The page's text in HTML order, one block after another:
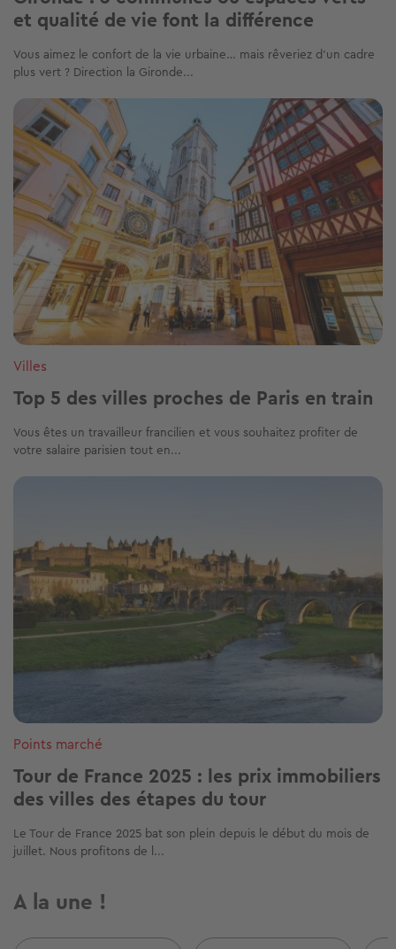
et qualité de vie font la différence
Vous aimez le confort de la vie urbaine… mais rêveriez d’un cadre
plus vert ? Direction la Gironde...
Image
Villes
Top 5 des villes proches de Paris en train
Vous êtes un travailleur francilien et vous souhaitez profiter de
votre salaire parisien tout en...
Image
Points marché
Tour de France 2025 : les prix immobiliers
des villes des étapes du tour
Le Tour de France 2025 bat son plein depuis le début du mois de
juillet. Nous profitons de l...
A la une !